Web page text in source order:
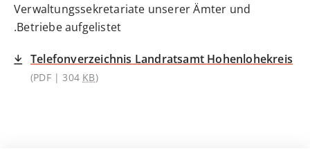
Verwaltungssekretariate unserer Ämter und
Betriebe aufgelistet.
Telefonverzeichnis Landratsamt Hohenlohekreis
(PDF | 304 KB)